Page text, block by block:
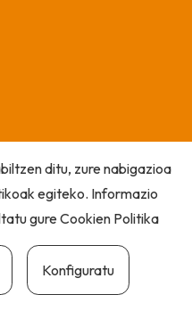
ditu, zure nabigazioa
egiteko. Informazio
gureCookien Politika
Konfiguratu